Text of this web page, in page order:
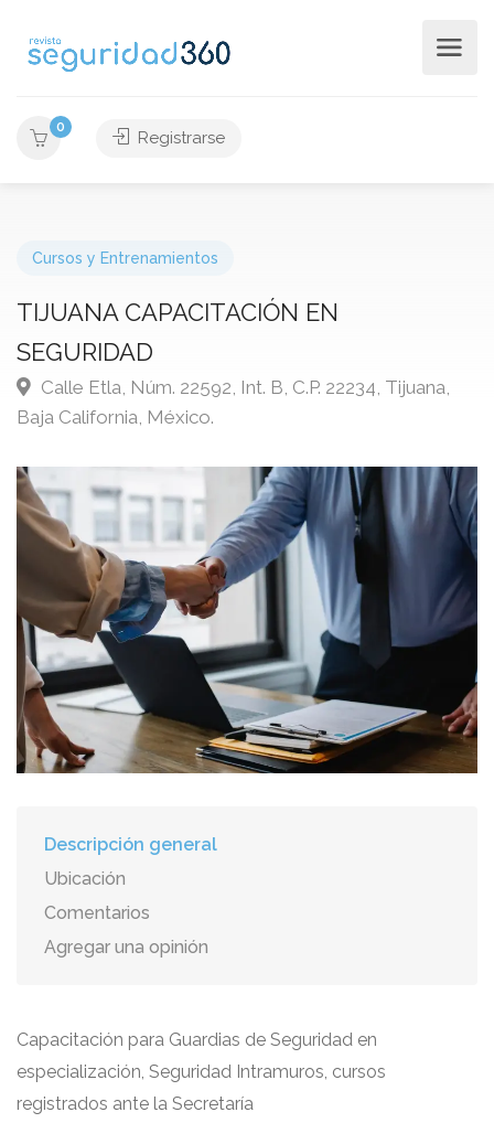
0
Registrarse
Cursos y Entrenamientos
TIJUANA CAPACITACIÓN EN
SEGURIDAD
Calle Etla, Núm. 22592, Int. B, C.P. 22234, Tijuana,
Baja California, México.
Descripción general
Ubicación
Comentarios
Agregar una opinión
Capacitación para Guardias de Seguridad en
especialización, Seguridad Intramuros, cursos
registrados ante la Secretaría